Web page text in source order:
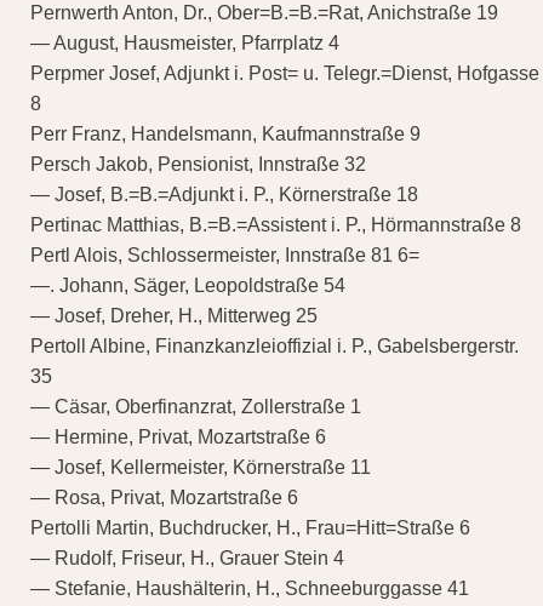
Pernwerth Anton, Dr., Ober=B.=B.=Rat, Anichstraße 19
— August, Hausmeister, Pfarrplatz 4
Perpmer Josef, Adjunkt i. Post= u. Telegr.=Dienst, Hofgasse
8
Perr Franz, Handelsmann, Kaufmannstraße 9
Persch Jakob, Pensionist, Innstraße 32
— Josef, B.=B.=Adjunkt i. P., Körnerstraße 18
Pertinac Matthias, B.=B.=Assistent i. P., Hörmannstraße 8
Pertl Alois, Schlossermeister, Innstraße 81 6=
—. Johann, Säger, Leopoldstraße 54
— Josef, Dreher, H., Mitterweg 25
Pertoll Albine, Finanzkanzleioffizial i. P., Gabelsbergerstr.
35
— Cäsar, Oberfinanzrat, Zollerstraße 1
— Hermine, Privat, Mozartstraße 6
— Josef, Kellermeister, Körnerstraße 11
— Rosa, Privat, Mozartstraße 6
Pertolli Martin, Buchdrucker, H., Frau=Hitt=Straße 6
— Rudolf, Friseur, H., Grauer Stein 4
— Stefanie, Haushälterin, H., Schneeburggasse 41